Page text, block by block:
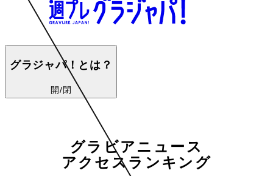
グラジャパ！とは？
開/閉
グラビアニュース
アクセスランキング